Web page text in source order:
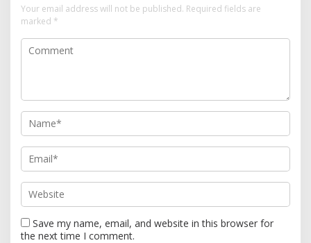
Your email address will not be published. Required fields are
marked *
Save my name, email, and website in this browser for
the next time I comment.